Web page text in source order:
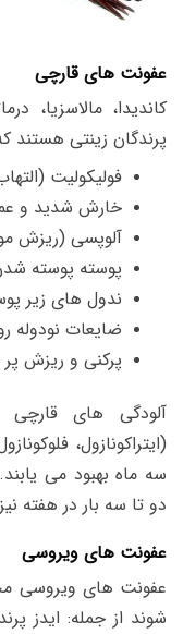
عفونت های قارچی
کاندیدا، مالاسزیا،
پرندگان زینتی هستند
فولیکولیت
خارش شدید و
آلوپسی (ریزش
پوسته پوسته
ندول های زیر
ضایعات نودوله
پرکنی و ریزش پر
آلودگی های
(ایتراکونازول،
سه ماه بهبود می
دو تا سه بار در هفته
عفونت های ویروسی
عفونت های ویروسی
شوند از جمله: ایدز